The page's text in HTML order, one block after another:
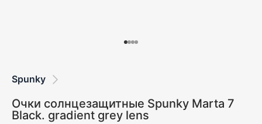
Spunky
Очки солнцезащитные Spunky Marta 7
Black. gradient grey lens